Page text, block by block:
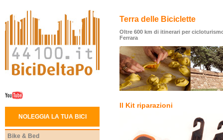
Terra delle Biciclette
Oltre 600 km di itinerari per
Ferrara
NOLEGGIA LA TUA BICI
Bike & Bed
Il Kit riparazioni